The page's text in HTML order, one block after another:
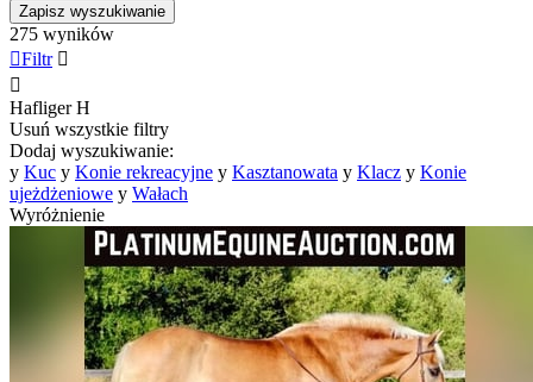
Zapisz wyszukiwanie
275 wyników
Filtr 

Hafliger H
Usuń wszystkie filtry
Dodaj wyszukiwanie:
y Kuc y Konie rekreacyjne y Kasztanowata y Klacz y Konie
ujeżdżeniowe y Wałach
Wyróżnienie